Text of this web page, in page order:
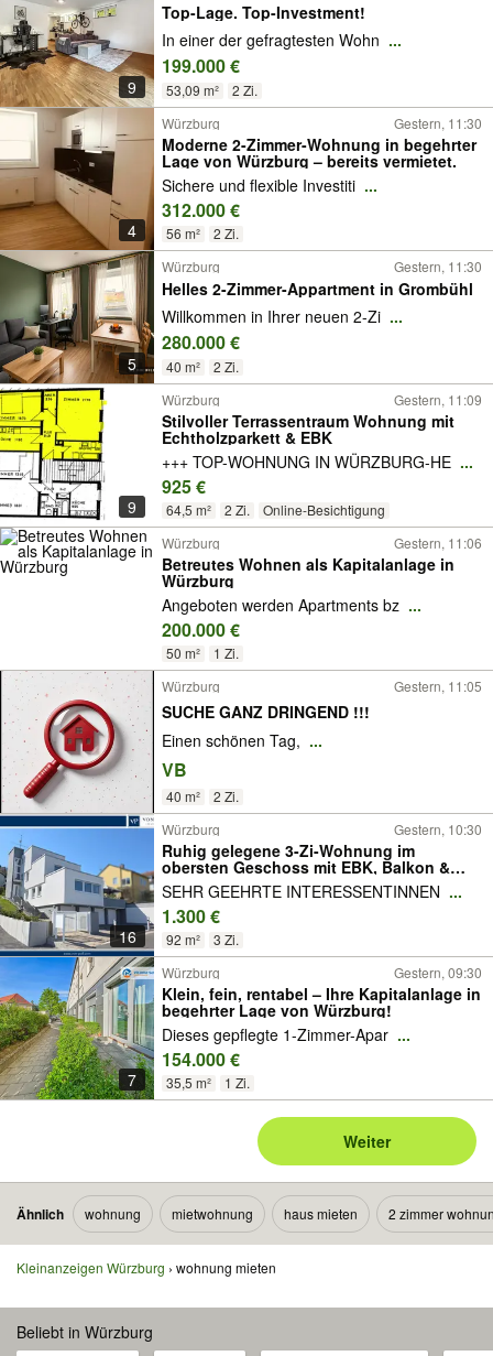
9
Top-Lage. Top-Investment!
In einer der gefragtesten Wohn ...
199.000 €
53,09 m² 2 Zi.
4
Würzburg Gestern, 11:30
Moderne 2-Zimmer-Wohnung in begehrter
Lage von Würzburg – bereits vermietet.
Sichere und flexible Investiti ...
312.000 €
56 m² 2 Zi.
5
Würzburg Gestern, 11:30
Helles 2-Zimmer-Appartment in Grombühl
Willkommen in Ihrer neuen 2-Zi ...
280.000 €
40 m² 2 Zi.
9
Würzburg Gestern, 11:09
Stilvoller Terrassentraum Wohnung mit
Echtholzparkett & EBK
+++ TOP-WOHNUNG IN WÜRZBURG-HE ...
925 €
64,5 m² 2 Zi.
Online-Besichtigung
Würzburg
Gestern, 11:06
Betreutes Wohnen als Kapitalanlage in
Würzburg
Angeboten werden Apartments bz ...
200.000 €
50 m²
1 Zi.
Würzburg
Gestern, 11:05
SUCHE GANZ DRINGEND !!!
Einen schönen Tag, ...
VB
40 m² 2 Zi.
16
Würzburg Gestern, 10:30
Ruhig gelegene 3-Zi-Wohnung im
obersten Geschoss mit EBK, Balkon &
Gartennutzung, Garage optional
SEHR GEEHRTE INTERESSENTINNEN ...
1.300 €
92 m² 3 Zi.
7
Würzburg Gestern, 09:30
Klein, fein, rentabel – Ihre Kapitalanlage in
begehrter Lage von Würzburg!
Dieses gepflegte 1-Zimmer-Apar ...
154.000 €
35,5 m² 1 Zi.
Weiter
Ähnlich wohnung mietwohnung haus mieten 2 zimmer
Kleinanzeigen Würzburg wohnung mieten
Beliebt in Würzburg